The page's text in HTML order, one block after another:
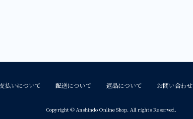
払いについて 配送について 返品について お問い合わせ
Copyright © Anshindo Online Shop. All rights Reserved.